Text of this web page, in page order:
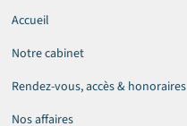
Accueil
Notre cabinet
Rendez-vous, accès & honoraires
Nos affaires